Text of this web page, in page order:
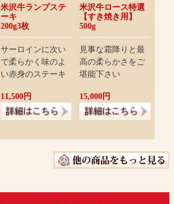
米沢牛ランプステ
ーキ
200g3枚
サーロインに次い
で柔らかく味のよ
い赤身のステーキ
11,500円
米沢牛ロース特選
【すき焼き用】
500g
見事な霜降りと最
高の柔らかさをご
堪能下さい
15,000円